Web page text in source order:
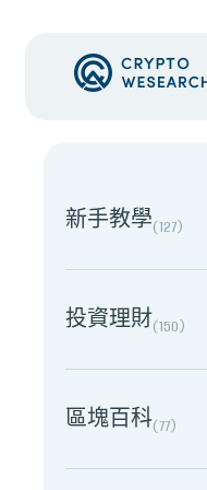
NEW EVENT
新手教學(127)
投資理財(150)
區塊百科(77)